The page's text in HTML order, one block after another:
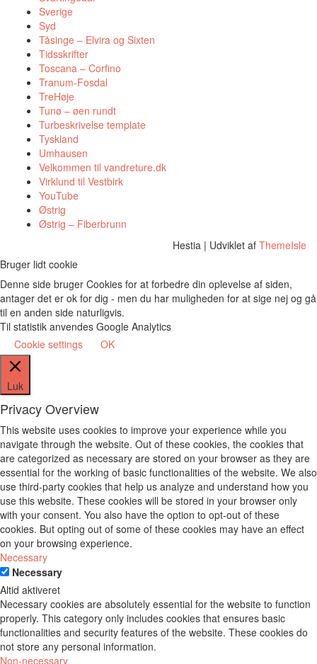
Sverige
Syd
Tåsinge – Elvira og Sixten
Tidsskrifter
Toscana – Corfino
Tranum-Fosdal
TreHøje
Tunø – øen rundt
Turbeskrivelse template
Tyskland
Umhausen
Velkommen til vandreture.dk
Virklund til Vestbirk
YouTube
Østrig
Østrig – Fiberbrunn
Hestia | Udviklet af ThemeIsle
Bruger lidt cookie
Denne side bruger Cookies for at forbedre din oplevelse af siden,
antager det er ok for dig - men du har muligheden for at sige nej og gå
til en anden side naturligvis.
Til statistik anvendes Google Analytics
Cookie settings
OK
Luk
Privacy Overview
This website uses cookies to improve your experience while you
navigate through the website. Out of these cookies, the cookies that
are categorized as necessary are stored on your browser as they are
essential for the working of basic functionalities of the website. We also
use third-party cookies that help us analyze and understand how you
use this website. These cookies will be stored in your browser only
with your consent. You also have the option to opt-out of these
cookies. But opting out of some of these cookies may have an effect
on your browsing experience.
Necessary
Necessary
Altid aktiveret
Necessary cookies are absolutely essential for the website to function
properly. This category only includes cookies that ensures basic
functionalities and security features of the website. These cookies do
not store any personal information.
Non-necessary